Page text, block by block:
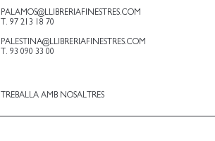
PALAMOS@LLIBRERIAFINESTRES.COM
T. 97 213 18 70
PALESTINA@LLIBRERIAFINESTRES.COM
T. 93 090 33 00
TREBALLA AMB NOSALTRES